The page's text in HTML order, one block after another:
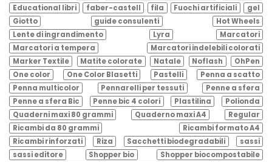
Educational libri
faber-castell fila Fuochi artificiali
gel
Giotto
guide consulenti
Hot Wheels
Lente di ingrandimento
Lyra
Marcatori
Marcatori a tempera
Marcatori indelebili colorati
Marker Textile
Matite colorate Natale Noflash
OhPen
One color
One Color Blasetti Pastelli
Penna a scatto
Penna multicolor
Pennarelli per tessuti
Penne a sfera
Penne a sfera Bic
Penne bic 4 colori Plastilina
Polionda
Quaderni maxi 80 grammi
Quaderno maxi A4
Regular
Ricambi da 80 grammi
Ricambi formato A4
Ricambi rinforzati
Riza Sacchetti biodegradabili
sassi
sassi editore
Shopper bio
Shopper biocompostabile